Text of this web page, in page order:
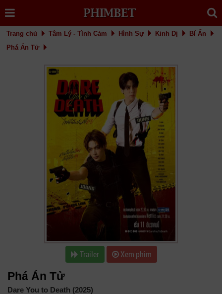
Trang chủ Tâm Lý - Tình Cảm Hình Sự Kinh Dị
Bí Ẩn
Phá Án Tử
Trailer Xem phim
Phá Án Tử
Dare You to Death (2025)